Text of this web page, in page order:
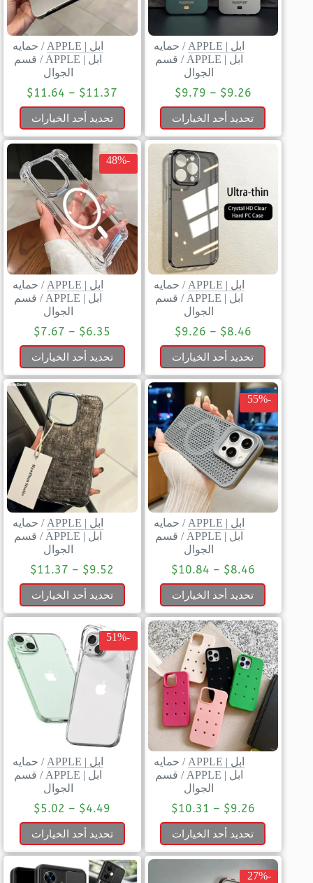
ابل | APPLE / حمايه
ابل | APPLE
/ قسم
الجوال
$9.26
–
$9.79
تحديد أحد الخيارات
ابل | APPLE / حمايه
ابل | APPLE
/ قسم
الجوال
$11.37
–
$11.64
تحديد أحد الخيارات
ابل | APPLE / حمايه
ابل | APPLE
/ قسم
الجوال
$8.46
–
$9.26
تحديد أحد الخيارات
-48%
ابل | APPLE / حمايه
ابل | APPLE
/ قسم
الجوال
$6.35
–
$7.67
تحديد أحد الخيارات
-55%
ابل | APPLE / حمايه
ابل | APPLE
/ قسم
الجوال
$8.46
–
$10.84
تحديد أحد الخيارات
ابل | APPLE / حمايه
ابل | APPLE
/ قسم
الجوال
$9.52
–
$11.37
تحديد أحد الخيارات
ابل | APPLE / حمايه
ابل | APPLE
/ قسم
الجوال
$9.26
–
$10.31
تحديد أحد الخيارات
-51%
ابل | APPLE / حمايه
ابل | APPLE
/ قسم
الجوال
$4.49
–
$5.02
تحديد أحد الخيارات
-27%